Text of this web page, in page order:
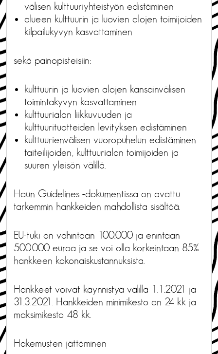
välisen kulttuuriyhteistyön edistäminen
alueen kulttuurin ja luovien alojen toimijoiden
kilpailukyvyn kasvattaminen
sekä painopisteisiin:
kulttuurin ja luovien alojen kansainvälisen
toimintakyvyn kasvattaminen
kulttuurialan liikkuvuuden ja
kulttuurituotteiden levityksen edistäminen
kulttuurienvälisen vuoropuhelun edistäminen
taiteilijoiden, kulttuurialan toimijoiden ja
suuren yleisön välillä.
Haun Guidelines -dokumentissa on avattu
tarkemmin hankkeiden mahdollista sisältöä.
EU-tuki on vähintään 100.000 ja enintään
500.000 euroa ja se voi olla korkeintaan 85%
hankkeen kokonaiskustannuksista.
Hankkeet voivat käynnistyä välillä 1.1.2021 ja
31.3.2021. Hankkeiden minimikesto on 24 kk ja
maksimikesto 48 kk.
Hakemusten jättäminen